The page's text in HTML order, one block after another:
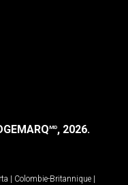
MD, 2026.
Colombie-Britannique